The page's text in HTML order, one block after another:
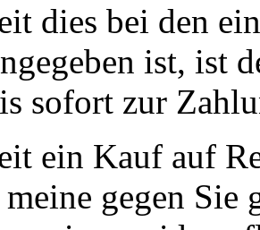
dies bei den
ist, ist
sofort zur
ein Kauf auf
gegen